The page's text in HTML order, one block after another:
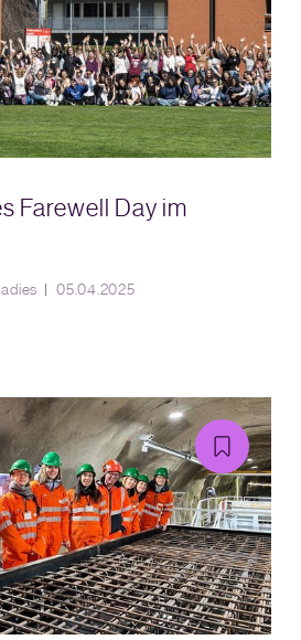
Farewell Day im
05.04.2025